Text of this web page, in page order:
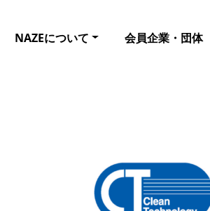
NAZEについて 会員企業・団体